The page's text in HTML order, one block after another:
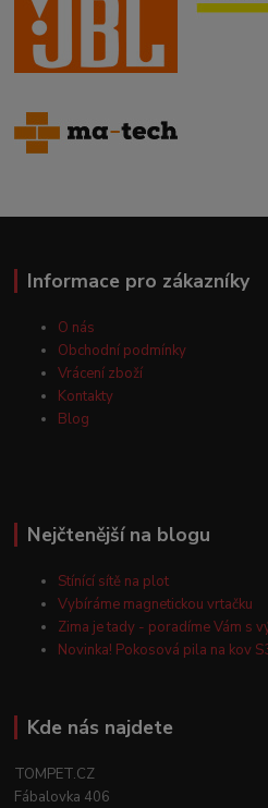
Informace pro zákazníky
O nás
Obchodní podmínky
Vrácení zboží
Kontakty
Blog
Nejčtenější na blogu
Stínící sítě na plot
Vybíráme magnetickou vrtačku
Zima je tady - poradíme Vám s
Novinka! Pokosová pila na kov
Kde nás najdete
TOMPET.CZ
Fábalovka 406